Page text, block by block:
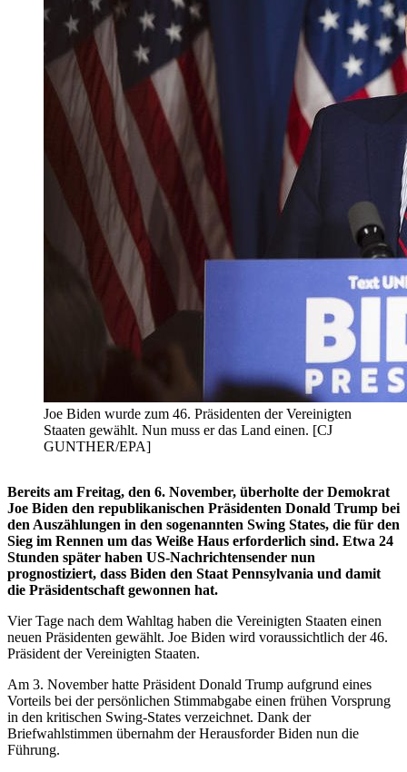
Joe Biden wurde zum 46. Präsidenten der Vereinigten
Staaten gewählt. Nun muss er das Land einen. [CJ
GUNTHER/EPA]
Bereits am Freitag, den 6. November, überholte der Demokrat
Joe Biden den republikanischen Präsidenten Donald Trump bei
den Auszählungen in den sogenannten Swing States, die für den
Sieg im Rennen um das Weiße Haus erforderlich sind. Etwa 24
Stunden später haben US-Nachrichtensender nun
prognostiziert, dass Biden den Staat Pennsylvania und damit
die Präsidentschaft gewonnen hat.
Vier Tage nach dem Wahltag haben die Vereinigten Staaten einen
neuen Präsidenten gewählt. Joe Biden wird voraussichtlich der 46.
Präsident der Vereinigten Staaten.
Am 3. November hatte Präsident Donald Trump aufgrund eines
Vorteils bei der persönlichen Stimmabgabe einen frühen Vorsprung
in den kritischen Swing-States verzeichnet. Dank der
Briefwahlstimmen übernahm der Herausforder Biden nun die
Führung.